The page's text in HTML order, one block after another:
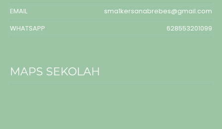
EMAIL
sma1kersanabrebes@gmail.com
WHATSAPP
628553201099
MAPS SEKOLAH